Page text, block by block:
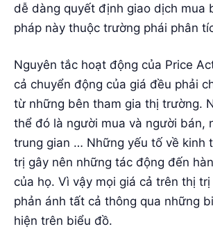
dễ dàng quyết định giao dịch mua
pháp này thuộc trường phái phân
Nguyên tắc hoạt động của Price
cả chuyển động của giá đều phải
từ những bên tham gia thị trường.
thể đó là người mua và người bán,
trung gian … Những yếu tố về kinh
trị gây nên những tác động đến
của họ. Vì vậy mọi giá cả trên thị
phản ánh tất cả thông qua những
hiện trên biểu đồ.